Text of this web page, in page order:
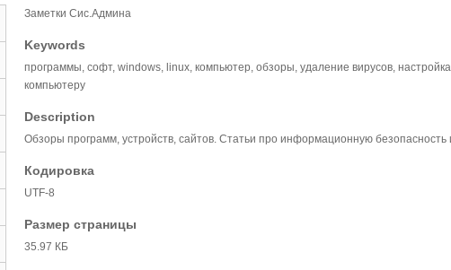
Заметки Сис.Админа
Keywords
программы, софт, windows, linux, компьютер, обзоры, удаление вирусов,
компьютеру
Description
Обзоры программ, устройств, сайтов. Статьи про информационную
Кодировка
UTF-8
Размер страницы
35.97 КБ